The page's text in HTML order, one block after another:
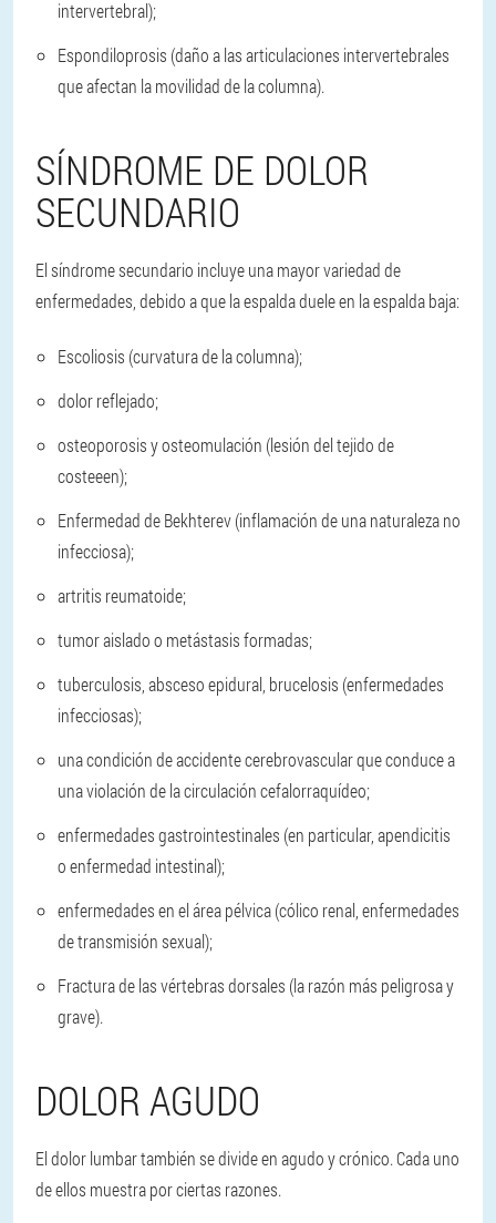
intervertebral);
Espondiloprosis (daño a las articulaciones intervertebrales
que afectan la movilidad de la columna).
SÍNDROME DE DOLOR
SECUNDARIO
El síndrome secundario incluye una mayor variedad de
enfermedades, debido a que la espalda duele en la espalda baja:
Escoliosis (curvatura de la columna);
dolor reflejado;
osteoporosis y osteomulación (lesión del tejido de
costeeen);
Enfermedad de Bekhterev (inflamación de una naturaleza no
infecciosa);
artritis reumatoide;
tumor aislado o metástasis formadas;
tuberculosis, absceso epidural, brucelosis (enfermedades
infecciosas);
una condición de accidente cerebrovascular que conduce a
una violación de la circulación cefalorraquídeo;
enfermedades gastrointestinales (en particular, apendicitis
o enfermedad intestinal);
enfermedades en el área pélvica (cólico renal, enfermedades
de transmisión sexual);
Fractura de las vértebras dorsales (la razón más peligrosa y
grave).
DOLOR AGUDO
El dolor lumbar también se divide en agudo y crónico. Cada uno
de ellos muestra por ciertas razones.